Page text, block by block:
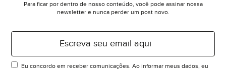
Para ficar por dentro de nosso conteúdo, você pode assinar nossa
newsletter e nunca perder um post novo.
Eu concordo em receber comunicações. Ao informar meus dados, eu